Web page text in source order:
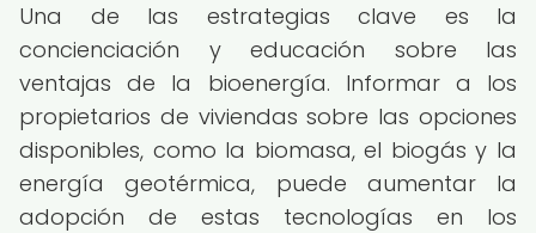
Una de las estrategias clave es la
concienciación y educación sobre las
ventajas de la bioenergía. Informar a los
propietarios de viviendas sobre las opciones
disponibles, como la biomasa, el biogás y la
energía geotérmica, puede aumentar la
adopción de estas tecnologías en los